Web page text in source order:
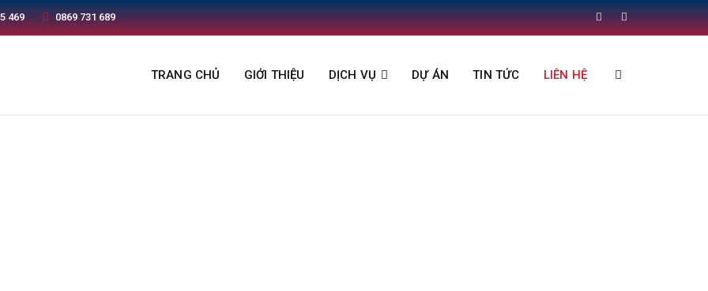
469 0869 731 689
TRANG CHỦ GIỚI THIỆU DỊCH VỤ DỰ ÁN TIN TỨC LIÊN HỆ